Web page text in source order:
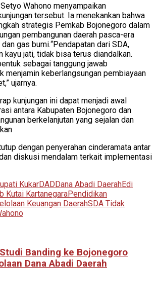
Wahono menyampaikan
tersebut. Ia menekankan bahwa
strategis Pemkab Bojonegoro dalam
pembangunan daerah pasca-era
gas bumi.“Pendapatan dari SDA,
kayu jati, tidak bisa terus diandalkan.
sebagai tanggung jawab
menjamin keberlangsungan pembiayaan
ujarnya.
kunjungan ini dapat menjadi awal
antara Kabupaten Bojonegoro dan
berkelanjutan yang sejalan dan
dengan penyerahan cinderamata antar
diskusi mendalam terkait implementasi
KukarDADDana Abadi DaerahEdi
Kutai KartanegaraPendidikan
Keuangan DaerahSDA Tidak
Banding ke Bojonegoro
Dana Abadi Daerah